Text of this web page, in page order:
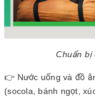
Chuẩn bị
👉 Nước uống và đồ
(socola, bánh ngọt,